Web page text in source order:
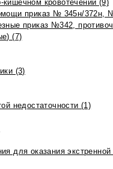
кровотечении (9)
приказ № 345н/372н,
приказ №342,
(7)
(3)
недостаточности (1)
для оказания